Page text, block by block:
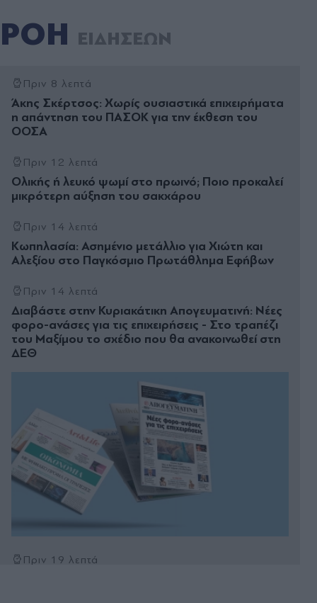
ΡΟΗ ΕΙΔΗΣΕΩΝ
Πριν 8 λεπτά
Άκης Σκέρτσος: Χωρίς ουσιαστικά επιχειρήματα
η απάντηση του ΠΑΣΟΚ για την έκθεση του
ΟΟΣΑ
Πριν 12 λεπτά
Ολικής ή λευκό ψωμί στο πρωινό; Ποιο προκαλεί
μικρότερη αύξηση του σακχάρου
Πριν 14 λεπτά
Kωπηλασία: Ασημένιο μετάλλιο για Χιώτη και
Αλεξίου στο Παγκόσμιο Πρωτάθλημα Εφήβων
Πριν 14 λεπτά
Διαβάστε στην Κυριακάτικη Απογευματινή: Νέες
φορο-ανάσες για τις επιχειρήσεις - Στο τραπέζι
του Μαξίµου το σχέδιο που θα ανακοινωθεί στη
∆ΕΘ
Πριν 19 λεπτά